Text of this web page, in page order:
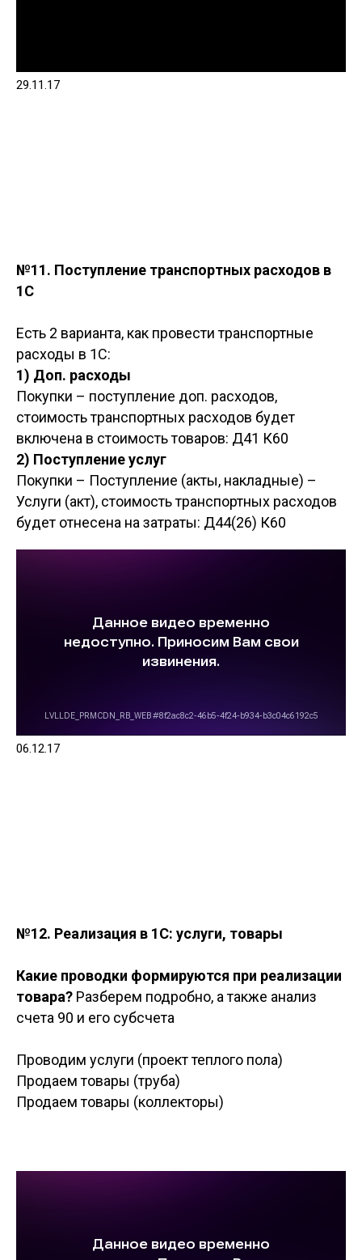
29.11.17
№11. Поступление транспортных расходов в
1С
Есть 2 варианта, как провести транспортные
расходы в 1С:
1) Доп. расходы
Покупки – поступление доп. расходов,
стоимость транспортных расходов будет
включена в стоимость товаров: Д41 К60
2) Поступление услуг
Покупки – Поступление (акты, накладные) –
Услуги (акт), стоимость транспортных расходов
будет отнесена на затраты: Д44(26) К60
06.12.17
№12. Реализация в 1С: услуги, товары
Какие проводки формируются при реализации
товара? Разберем подробно, а также анализ
счета 90 и его субсчета
Проводим услуги (проект теплого пола)
Продаем товары (труба)
Продаем товары (коллекторы)